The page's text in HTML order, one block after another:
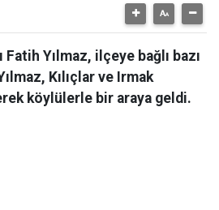
Fatih Yılmaz, ilçeye bağlı bazı
Kılıçlar ve Irmak
köylülerle bir araya geldi.